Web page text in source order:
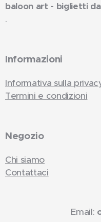
baloon art - biglietti
.
Informazioni
Informativa sulla
Termini e condizioni
Negozio
Chi siamo
Contattaci
Email: